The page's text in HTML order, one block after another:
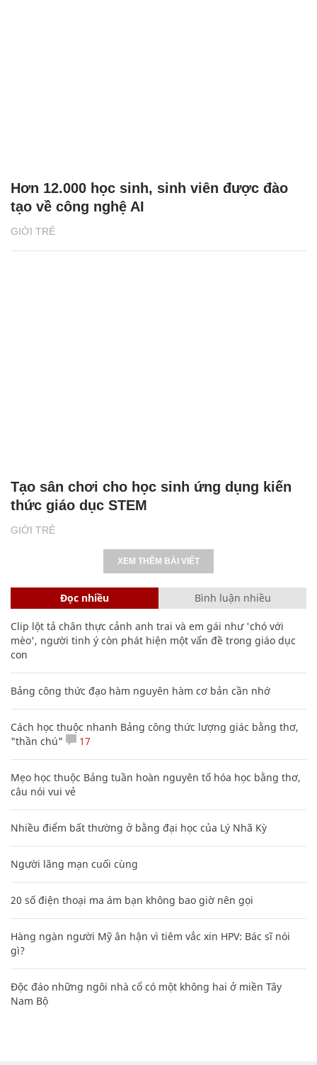
GIỚI TRẺ
Hơn 12.000 học sinh, sinh viên được đào
tạo về công nghệ AI
GIỚI TRẺ
Tạo sân chơi cho học sinh ứng dụng kiến
thức giáo dục STEM
XEM THÊM BÀI VIẾT
Đọc nhiều Bình luận nhiều
Clip lột tả chân thực cảnh anh trai và em gái như 'chó với
mèo', người tinh ý còn phát hiện một vấn đề trong giáo dục
con
Bảng công thức đạo hàm nguyên hàm cơ bản cần nhớ
Cách học thuộc nhanh Bảng công thức lượng giác bằng thơ,
"thần chú"
17
Mẹo học thuộc Bảng tuần hoàn nguyên tố hóa học bằng thơ,
câu nói vui vẻ
Nhiều điểm bất thường ở bằng đại học của Lý Nhã Kỳ
Người lãng mạn cuối cùng
20 số điện thoại ma ám bạn không bao giờ nên gọi
Hàng ngàn người Mỹ ân hận vì tiêm vắc xin HPV: Bác sĩ nói
gì?
Độc đáo những ngôi nhà cổ có một không hai ở miền Tây
Nam Bộ